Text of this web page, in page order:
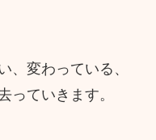
、変わっている、
っていきます。